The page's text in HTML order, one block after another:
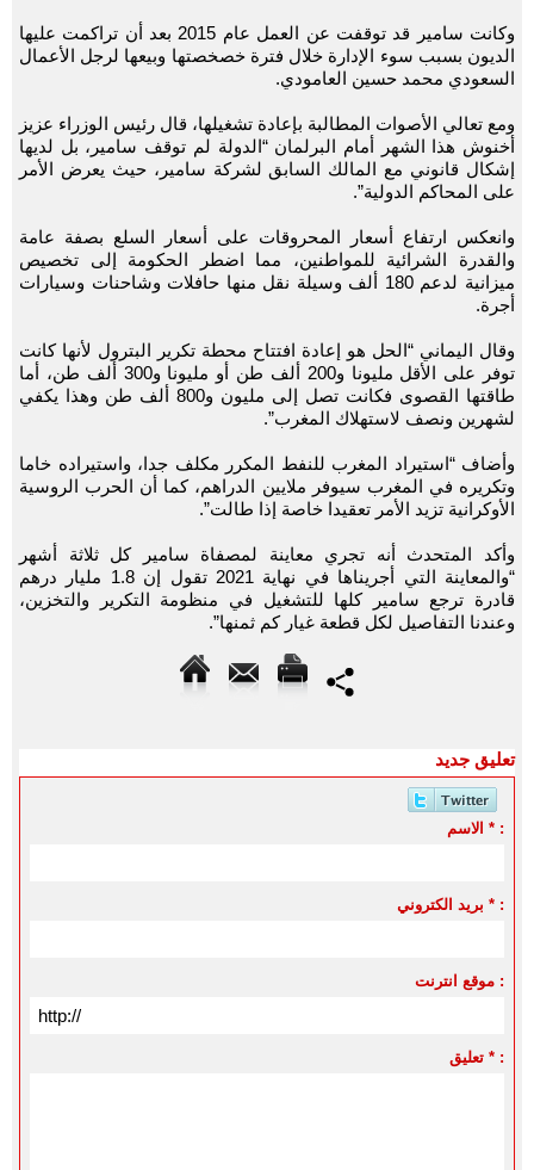
وكانت سامير قد توقفت عن العمل عام 2015 بعد أن تراكمت عليها
الديون بسبب سوء الإدارة خلال فترة خصخصتها وبيعها لرجل الأعمال
السعودي محمد حسين العامودي.
ومع تعالي الأصوات المطالبة بإعادة تشغيلها، قال رئيس الوزراء عزيز
أخنوش هذا الشهر أمام البرلمان “الدولة لم توقف سامير، بل لديها
إشكال قانوني مع المالك السابق لشركة سامير، حيث يعرض الأمر
على المحاكم الدولية”.
وانعكس ارتفاع أسعار المحروقات على أسعار السلع بصفة عامة
والقدرة الشرائية للمواطنين، مما اضطر الحكومة إلى تخصيص
ميزانية لدعم 180 ألف وسيلة نقل منها حافلات وشاحنات وسيارات
أجرة.
وقال اليماني “الحل هو إعادة افتتاح محطة تكرير البترول لأنها كانت
توفر على الأقل مليونا و200 ألف طن أو مليونا و300 ألف طن، أما
طاقتها القصوى فكانت تصل إلى مليون و800 ألف طن وهذا يكفي
لشهرين ونصف لاستهلاك المغرب”.
وأضاف “استيراد المغرب للنفط المكرر مكلف جدا، واستيراده خاما
وتكريره في المغرب سيوفر ملايين الدراهم، كما أن الحرب الروسية
الأوكرانية تزيد الأمر تعقيدا خاصة إذا طالت”.
وأكد المتحدث أنه تجري معاينة لمصفاة سامير كل ثلاثة أشهر
“والمعاينة التي أجريناها في نهاية 2021 تقول إن 1.8 مليار درهم
قادرة ترجع سامير كلها للتشغيل في منظومة التكرير والتخزين،
وعندنا التفاصيل لكل قطعة غيار كم ثمنها”.
تعليق جديد
الاسم * :
بريد الكتروني * :
موقع انترنت :
تعليق * :